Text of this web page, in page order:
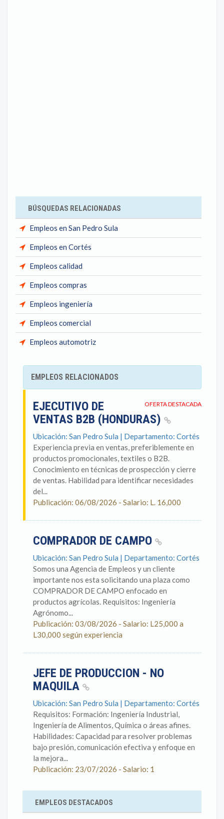
BÚSQUEDAS RELACIONADAS
Empleos en San Pedro Sula
Empleos en Cortés
Empleos calidad
Empleos compras
Empleos ingeniería
Empleos comercial
Empleos automotriz
EMPLEOS RELACIONADOS
OFERTA DESTACADA
EJECUTIVO DE
VENTAS B2B (HONDURAS)
Ubicación: San Pedro Sula | Departamento: Cortés
Experiencia previa en ventas, preferiblemente en
productos promocionales, textiles o B2B.
Conocimiento en técnicas de prospección y cierre
de ventas. Habilidad para identificar necesidades
del...
Publicación: 06/08/2026 - Salario: L. 16,000
COMPRADOR DE CAMPO
Ubicación: San Pedro Sula | Departamento: Cortés
Somos una Agencia de Empleos y un cliente
importante nos esta solicitando una plaza como
COMPRADOR DE CAMPO enfocado en
productos agrícolas. Requisitos: Ingeniería
Agrónomo...
Publicación: 03/08/2026 - Salario: L25,000 a
L30,000 según experiencia
JEFE DE PRODUCCION - NO
MAQUILA
Ubicación: San Pedro Sula | Departamento: Cortés
Requisitos: Formación: Ingeniería Industrial,
Ingeniería de Alimentos, Química o áreas afines.
Habilidades: Capacidad para resolver problemas
bajo presión, comunicación efectiva y enfoque en
la mejora...
Publicación: 23/07/2026 - Salario: 1
EMPLEOS DESTACADOS